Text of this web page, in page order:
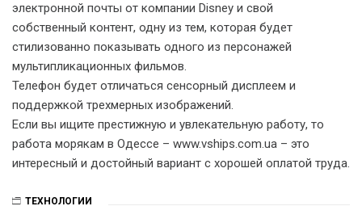
электронной почты от компании Disney и свой
собственный контент, одну из тем, которая будет
стилизованно показывать одного из персонажей
мультипликационных фильмов.
Телефон будет отличаться сенсорный дисплеем и
поддержкой трехмерных изображений.
Если вы ищите престижную и увлекательную работу, то
работа морякам в Одессе – www.vships.com.ua – это
интересный и достойный вариант с хорошей оплатой труда.
ТЕХНОЛОГИИ